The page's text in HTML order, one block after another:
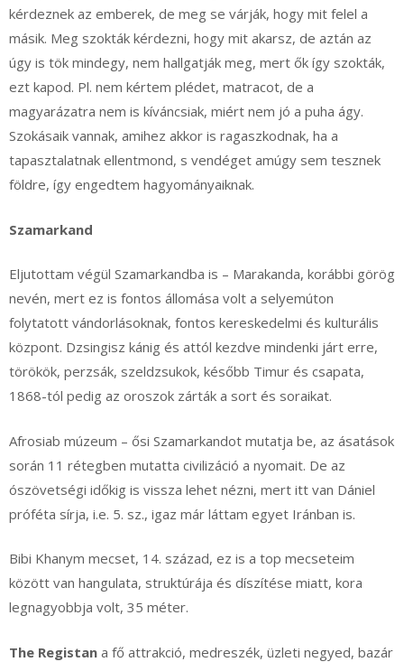
kérdeznek az emberek, de meg se várják, hogy mit felel a
másik. Meg szokták kérdezni, hogy mit akarsz, de aztán az
úgy is tök mindegy, nem hallgatják meg, mert ők így szokták,
ezt kapod. Pl. nem kértem plédet, matracot, de a
magyarázatra nem is kíváncsiak, miért nem jó a puha ágy.
Szokásaik vannak, amihez akkor is ragaszkodnak, ha a
tapasztalatnak ellentmond, s vendéget amúgy sem tesznek
földre, így engedtem hagyományaiknak.
Szamarkand
Eljutottam végül Szamarkandba is – Marakanda, korábbi görög
nevén, mert ez is fontos állomása volt a selyemúton
folytatott vándorlásoknak, fontos kereskedelmi és kulturális
központ. Dzsingisz kánig és attól kezdve mindenki járt erre,
törökök, perzsák, szeldzsukok, később Timur és csapata,
1868-tól pedig az oroszok zárták a sort és soraikat.
Afrosiab múzeum – ősi Szamarkandot mutatja be, az ásatások
során 11 rétegben mutatta civilizáció a nyomait. De az
ószövetségi időkig is vissza lehet nézni, mert itt van Dániel
próféta sírja, i.e. 5. sz., igaz már láttam egyet Iránban is.
Bibi Khanym mecset, 14. század, ez is a top mecseteim
között van hangulata, struktúrája és díszítése miatt, kora
legnagyobbja volt, 35 méter.
The Registan a fő attrakció, medreszék, üzleti negyed, bazár